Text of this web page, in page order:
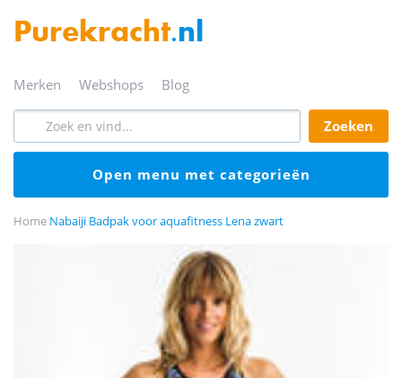
Purekracht.nl
merken webshops blog
zoeken
open menu met categorieën
Home Nabaiji Badpak voor aquafitness Lena zwart